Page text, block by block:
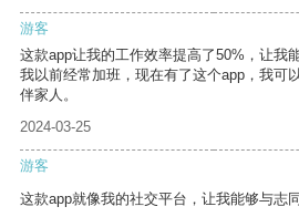
游客
这款app让我的工作效率提高了50%，让我
我以前经常加班，现在有了这个app，我可
伴家人。
2024-03-25
游客
这款app就像我的社交平台，让我能够与志